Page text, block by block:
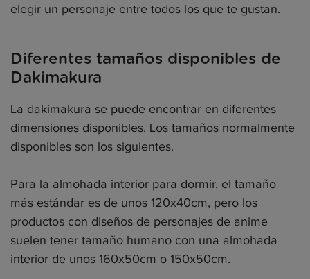
elegir un personaje entre todos los que te gustan.
Diferentes tamaños disponibles de
Dakimakura
La dakimakura se puede encontrar en diferentes
dimensiones disponibles. Los tamaños normalmente
disponibles son los siguientes.
Para la almohada interior para dormir, el tamaño
más estándar es de unos 120x40cm, pero los
productos con diseños de personajes de anime
suelen tener tamaño humano con una almohada
interior de unos 160x50cm o 150x50cm.